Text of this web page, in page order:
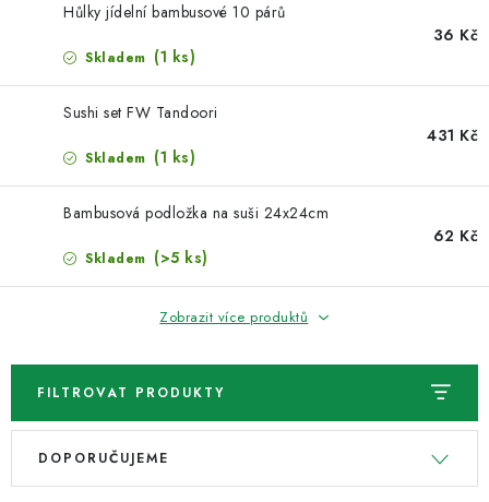
VITAMÍNY
DOPRAVA A PLATBA
VELKOOBCHOD
KONTAKTY
Hůlky jídelní bambusové 10 párů
Skladem (1 ks)
36 Kč
Sushi set FW Tandoori
Skladem (1 ks)
431 Kč
Bambusová podložka na suši 24x24cm
Skladem (>5 ks)
62 Kč
Zobrazit více produktů
FILTROVAT PRODUKTY
V
Ř
DOPORUČUJEME